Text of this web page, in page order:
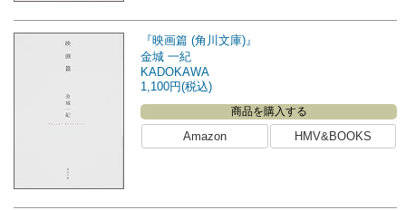
『映画篇 (角川文庫)』
金城 一紀
KADOKAWA
1,100円(税込)
商品を購入する
Amazon HMV&BOOKS